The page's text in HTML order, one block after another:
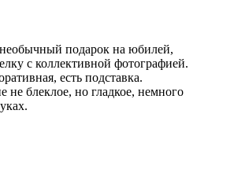
подарок на юбилей,
с коллективной фотографией.
есть подставка.
не блеклое, но гладкое, немного